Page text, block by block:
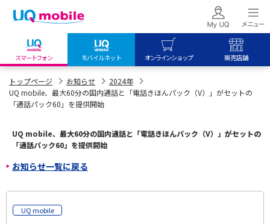
スマートフォン モバイルネット オンラインショップ 販売店舗
my UQ WiMAX
UQ WiMAX ご契約の方
UQ mobile ご契約の方
データチャージサイト
UQ mobile
オンラインショップ
オンラインショップ
UQ mobile
販売店舗
販売店舗
トップページ お知らせ
2024年
UQ mobile、最大60分の国内通話と「電話きほんパック（V）」がセットの
「通話パック60」を提供開始
UQ mobile、最大60分の国内通話と「電話きほんパック（V）」がセットの
「通話パック60」を提供開始
お知らせ一覧に戻る
UQ mobile